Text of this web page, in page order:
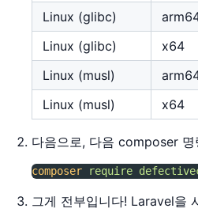
Linux (glibc)
Linux (glibc) x64
Linux (musl)
Linux (musl) x64
다음으로, 다음 composer
composer require
그게 전부입니다! Laravel을